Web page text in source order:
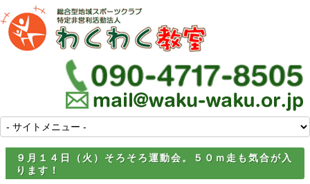
９月１４日（火）そろそろ運動会。５０ｍ走も気合が入
ります！